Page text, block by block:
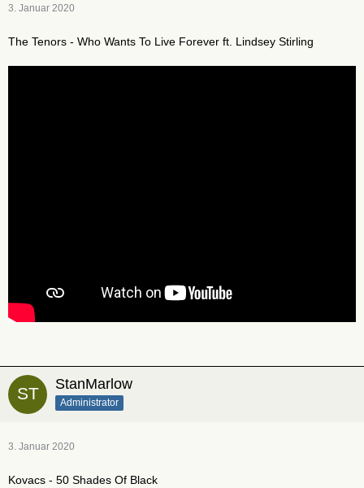
3. Januar 2020
The Tenors - Who Wants To Live Forever ft. Lindsey Stirling
StanMarlow
Administrator
3. Januar 2020
Kovacs - 50 Shades Of Black